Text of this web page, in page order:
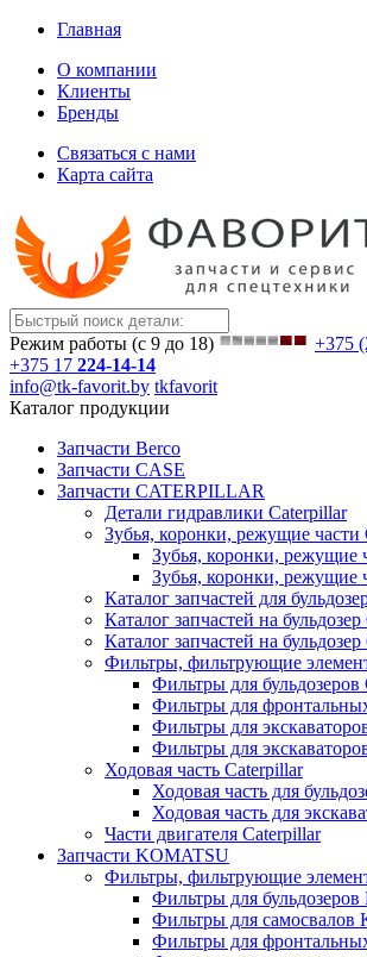
Главная
О компании
Клиенты
Бренды
Связаться с нами
Карта сайта
Режим работы (с 9 до 18) +375
+375 17 224-14-14
info@tk-favorit.by tkfavorit
Каталог продукции
Запчасти Berco
Запчасти CASE
Запчасти CATERPILLAR
Детали гидравлики Caterpillar
Зубья, коронки, режущие части
Зубья, коронки, режущие
Зубья, коронки, режущие
Каталог запчастей для
Каталог запчастей на
Каталог запчастей на
Фильтры, фильтрующие
Фильтры для бульдозеров
Фильтры для
Фильтры для
Фильтры для
Ходовая часть Caterpillar
Ходовая часть для
Ходовая часть для
Части двигателя Caterpillar
Запчасти KOMATSU
Фильтры, фильтрующие
Фильтры для бульдозеров
Фильтры для самосвалов
Фильтры для